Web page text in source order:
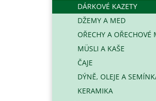
DÁRKOVÉ KAZETY
DŽEMY A MED
OŘECHY A OŘECHOVÉ
MÜSLI A KAŠE
ČAJE
DÝNĚ, OLEJE A
KERAMIKA